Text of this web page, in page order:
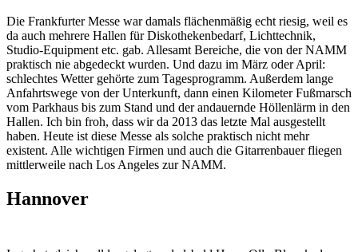
Die Frankfurter Messe war damals flächenmäßig echt riesig, weil es
da auch mehrere Hallen für Diskothekenbedarf, Lichttechnik,
Studio-Equipment etc. gab. Allesamt Bereiche, die von der NAMM
praktisch nie abgedeckt wurden. Und dazu im März oder April:
schlechtes Wetter gehörte zum Tagesprogramm. Außerdem lange
Anfahrtswege von der Unterkunft, dann einen Kilometer Fußmarsch
vom Parkhaus bis zum Stand und der andauernde Höllenlärm in den
Hallen. Ich bin froh, dass wir da 2013 das letzte Mal ausgestellt
haben. Heute ist diese Messe als solche praktisch nicht mehr
existent. Alle wichtigen Firmen und auch die Gitarrenbauer fliegen
mittlerweile nach Los Angeles zur NAMM.
Hannover